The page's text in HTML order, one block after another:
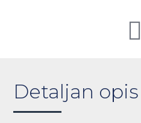
Detaljan